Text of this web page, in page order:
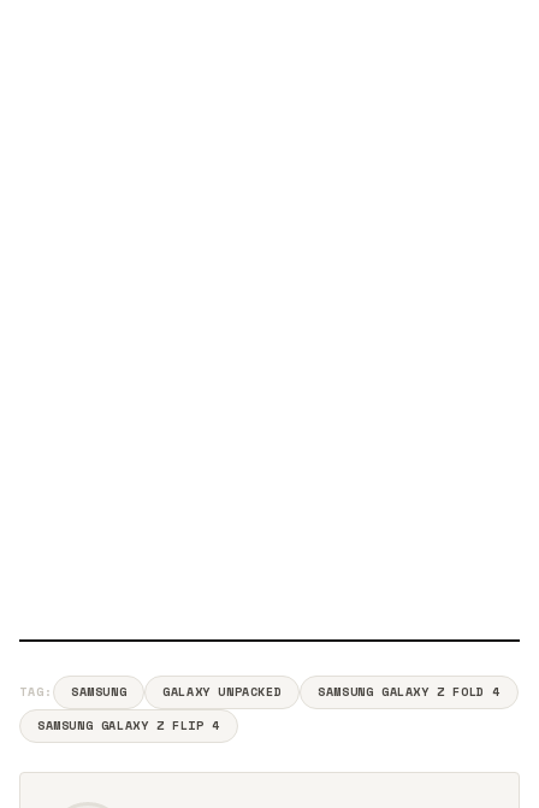
TAG: SAMSUNG GALAXY UNPACKED
SAMSUNG GALAXY Z FOLD 4
SAMSUNG GALAXY Z FLIP 4